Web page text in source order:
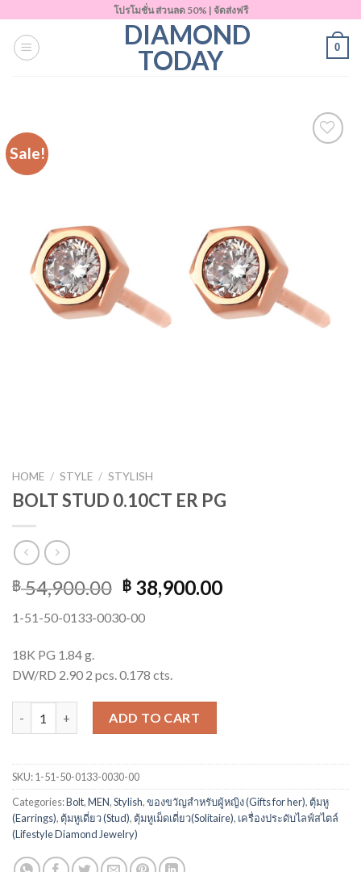
content
โปรโมชั่น ส่วนลด 50% | จัดส่งฟรี
DIAMOND
TODAY
0
Sale!
HOME / STYLE / STYLISH
BOLT STUD 0.10CT ER PG
฿54,900.00 ฿ 38,900.00
1-51-50-0133-0030-00
18K PG 1.84 g.
DW/RD 2.90 2 pcs. 0.178 cts.
BOLT STUD 0.10CT ER PG quantity
ADD TO CART
SKU:1-51-50-0133-0030-00
Categories:Bolt,MEN,Stylish,ของขวัญสำหรับผู้หญิง (Gifts for her), ตุ้มหู
(Earrings), ตุ้มหูเดี่ยว (Stud), ตุ้มหูเม็ดเดี่ยว(Solitaire), เครื่องประดับไลฟ์สไตล์
(Lifestyle Diamond Jewelry)